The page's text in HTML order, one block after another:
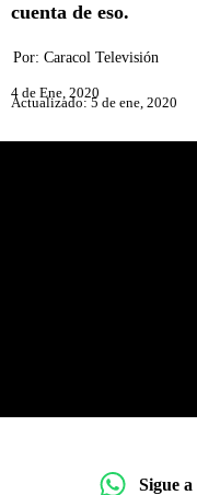
cuenta de eso.
Por: Caracol Televisión
4 de Ene, 2020
Actualizado: 5 de ene, 2020
Sigue